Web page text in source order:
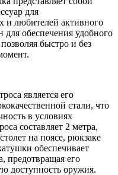
для
и любителей активного
для обеспечения удобного
быстро и без
является его
стали, что
в условиях
составляет 2 метра,
на поясе, рюкзаке
обеспечивает
предотвращая его
доступность оружия.